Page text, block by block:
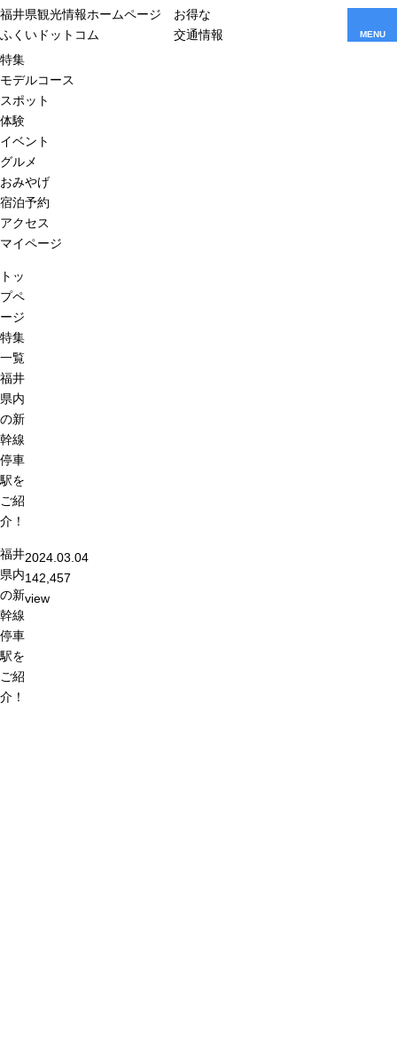
福井県観光情報ホームページ
ふくいドットコム
お得な
交通情報
MENU
特集
モデルコース
スポット
体験
イベント
グルメ
おみやげ
宿泊予約
アクセス
マイページ
トッ
プペ
ージ
特集
一覧
福井
県内
の新
幹線
停車
駅を
ご紹
介！
福井
県内
の新
幹線
停車
駅を
ご紹
介！
2024.03.04
142,457
view